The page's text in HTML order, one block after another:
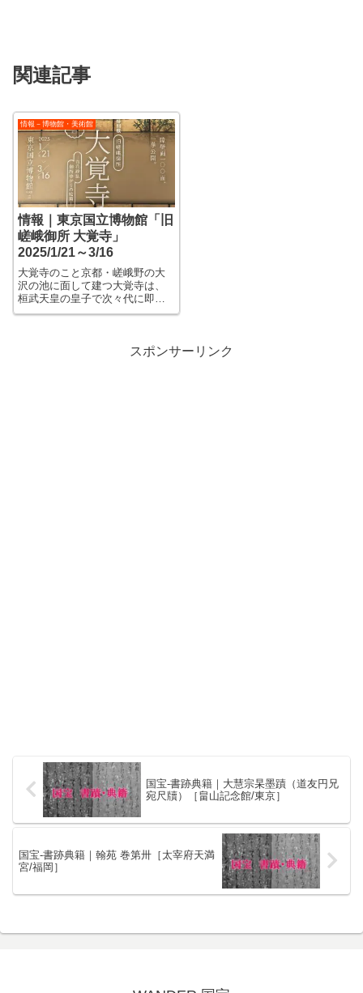
関連記事
情報－博物館・美術館
情報｜東京国立博物館「旧
嵯峨御所 大覚寺」
2025/1/21～3/16
大覚寺のこと京都・嵯峨野の大
沢の池に面して建つ大覚寺は、
桓武天皇の皇子で次々代に即位
した嵯峨天皇が離宮を営んだこ
離宮の庭園に造営した人工池なスポンサーリンク
国宝-書跡典籍｜大慧宗杲墨蹟（道友円兄
宛尺牘）［畠山記念館/東京］
国宝-書跡典籍｜翰苑 巻第卅［太宰府天満
宮/福岡］